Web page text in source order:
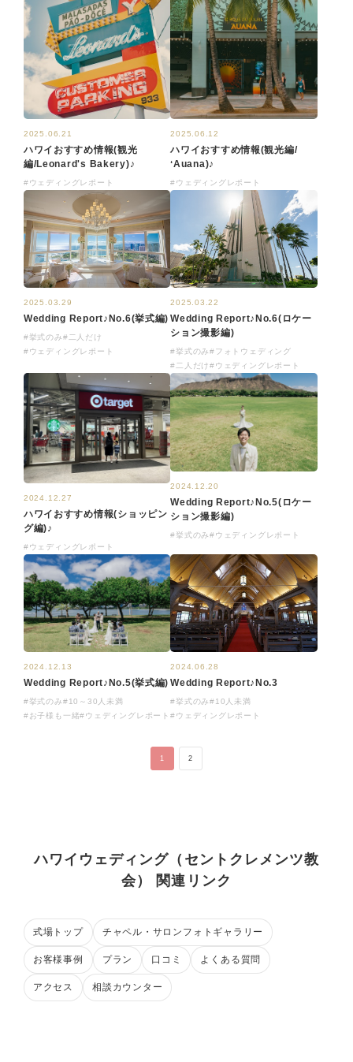
2025.06.21
ハワイおすすめ情報(観光
編/Leonard's Bakery)♪
#ウェディングレポート
2025.06.12
ハワイおすすめ情報(観光編/
ʻAuana)♪
#ウェディングレポート
2025.03.29
Wedding Report♪No.6(挙式編)
#挙式のみ#二人だけ
#ウェディングレポート
2025.03.22
Wedding Report♪No.6(ロケー
ション撮影編)
#挙式のみ#フォトウェディング
#二人だけ#ウェディングレポート
2024.12.27
ハワイおすすめ情報(ショッピン
グ編)♪
#ウェディングレポート
2024.12.20
Wedding Report♪No.5(ロケー
ション撮影編)
#挙式のみ#ウェディングレポート
2024.12.13
Wedding Report♪No.5(挙式編)
#挙式のみ#10～30人未満
#お子様も一緒#ウェディングレポート
2024.06.28
Wedding Report♪No.3
#挙式のみ#10人未満
#ウェディングレポート
1 2
ハワイウェディング（セントクレメンツ教
会） 関連リンク
式場トップ チャペル・サロンフォトギャラリー
お客様事例 プラン 口コミ よくある質問
アクセス 相談カウンター